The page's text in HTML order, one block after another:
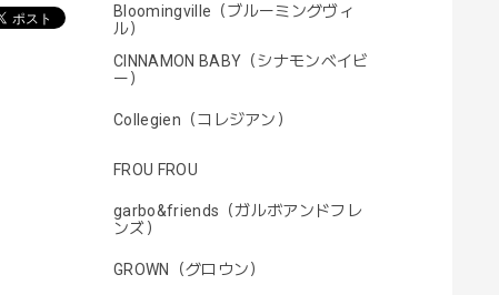
Bloomingville（ブルーミングヴィ
ル）
CINNAMON BABY（シナモンベイビ
ー）
Collegien（コレジアン）
FROU FROU
garbo&friends（ガルボアンドフレ
ンズ）
GROWN（グロウン）